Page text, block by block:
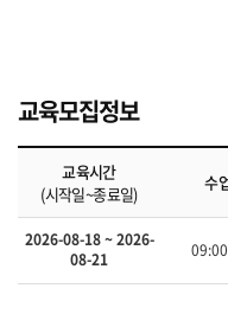
교육모집정보
교육시간
(시작일~종료일)
수
2026-08-18 ~ 2026-
08-21